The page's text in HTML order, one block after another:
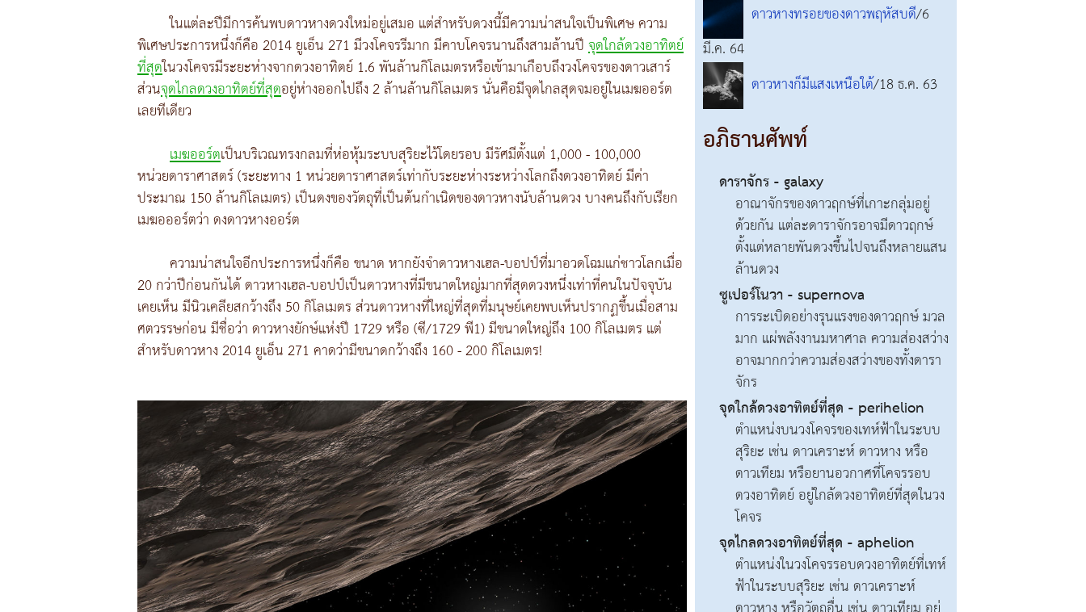
ในแต่ละปีมีการค้นพบดาวหางดวงใหม่อยู่เสมอ แต่สำหรับดวงนี้มีความน่าสนใจเป็นพิเศษ ความ
พิเศษประการหนึ่งก็คือ 2014 ยูเอ็น 271 มีวงโคจรรีมาก มีคาบโคจรนานถึงสามล้านปีจุดใกล้ดวงอาทิตย์
ที่สุดในวงโคจรมีระยะห่างจากดวงอาทิตย์ 1.6 พันล้านกิโลเมตรหรือเข้ามาเกือบถึงวงโคจรของดาวเสาร์
ส่วนจุดไกลดวงอาทิตย์ที่สุดอยู่ห่างออกไปถึง 2 ล้านล้านกิโลเมตร นั่นคือมีจุดไกลสุดจมอยู่ในเมฆออร์ต
เลยทีเดียว
เมฆออร์ตเป็นบริเวณทรงกลมที่ห่อหุ้มระบบสุริยะไว้โดยรอบ มีรัศมีตั้งแต่ 1,000 - 100,000
หน่วยดาราศาสตร์ (ระยะทาง 1 หน่วยดาราศาสตร์เท่ากับระยะห่างระหว่างโลกถึงดวงอาทิตย์ มีค่า
ประมาณ 150 ล้านกิโลเมตร) เป็นดงของวัตถุที่เป็นต้นกำเนิดของดาวหางนับล้านดวง บางคนถึงกับเรียก
เมฆอออร์ตว่า ดงดาวหางออร์ต
ความน่าสนใจอีกประการหนึ่งก็คือ ขนาด หากยังจำดาวหางเฮล-บอปป์ที่มาอวดโฉมแก่ชาวโลกเมื่อ
20 กว่าปีก่อนกันได้ ดาวหางเฮล-บอปป์เป็นดาวหางที่มีขนาดใหญ่มากที่สุดดวงหนึ่งเท่าที่คนในปัจจุบัน
เคยเห็น มีนิวเคลียสกว้างถึง 50 กิโลเมตร ส่วนดาวหางที่ใหญ่ที่สุดที่มนุษย์เคยพบเห็นปรากฏขึ้นเมื่อสาม
ศตวรรษก่อน มีชื่อว่า ดาวหางยักษ์แห่งปี 1729 หรือ (ซี/1729 พี1) มีขนาดใหญ่ถึง 100 กิโลเมตร แต่
สำหรับดาวหาง 2014 ยูเอ็น 271 คาดว่ามีขนาดกว้างถึง 160 - 200 กิโลเมตร!
ดาวหางทรอยของดาวพฤหัสบดี/6
มี.ค. 64
ดาวหางก็มีแสงเหนือใต้/18 ธ.ค. 63
อภิธานศัพท์
ดาราจักร - galaxy
อาณาจักรของดาวฤกษ์ที่เกาะกลุ่มอยู่
ด้วยกัน แต่ละดาราจักรอาจมีดาวฤกษ์
ตั้งแต่หลายพันดวงขึ้นไปจนถึงหลายแสน
ล้านดวง
ซูเปอร์โนวา - supernova
การระเบิดอย่างรุนแรงของดาวฤกษ์ มวล
มาก แผ่พลังงานมหาศาล ความส่องสว่าง
อาจมากกว่าความส่องสว่างของทั้งดารา
จักร
จุดใกล้ดวงอาทิตย์ที่สุด - perihelion
ตำแหน่งบนวงโคจรของเทห์ฟ้าในระบบ
สุริยะ เช่น ดาวเคราะห์ ดาวหาง หรือ
ดาวเทียม หรือยานอวกาศที่โคจรรอบ
ดวงอาทิตย์ อยู่ใกล้ดวงอาทิตย์ที่สุดในวง
โคจร
จุดไกลดวงอาทิตย์ที่สุด - aphelion
ตำแหน่งในวงโคจรรอบดวงอาทิตย์ที่เทห์
ฟ้าในระบบสุริยะ เช่น ดาวเคราะห์